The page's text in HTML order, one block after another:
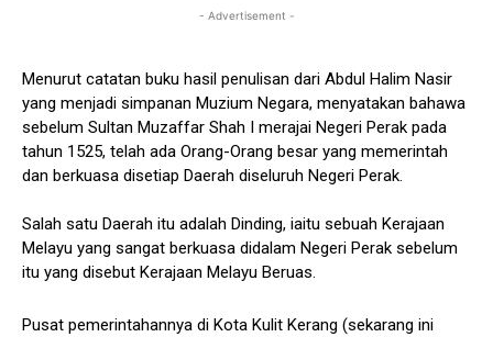
- Advertisement -
Menurut catatan buku hasil penulisan dari Abdul Halim Nasir
yang menjadi simpanan Muzium Negara, menyatakan bahawa
sebelum Sultan Muzaffar Shah I merajai Negeri Perak pada
tahun 1525, telah ada Orang-Orang besar yang memerintah
dan berkuasa disetiap Daerah diseluruh Negeri Perak.
Salah satu Daerah itu adalah Dinding, iaitu sebuah Kerajaan
Melayu yang sangat berkuasa didalam Negeri Perak sebelum
itu yang disebut Kerajaan Melayu Beruas.
Pusat pemerintahannya di Kota Kulit Kerang (sekarang ini